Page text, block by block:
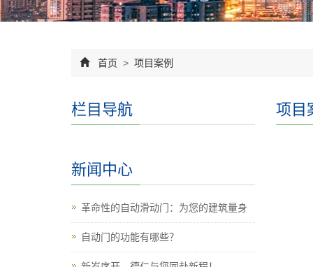
首页 > 项目案例
项目
栏目导航
新闻中心
革命性的自动滑动门：为您的建筑量身
自动门的功能有哪些？